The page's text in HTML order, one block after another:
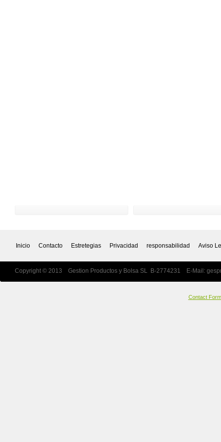
Inicio Contacto Estretegias Privacidad responsabilidad Aviso
Copyright © 2013 Gestion Productos y Bolsa SL B-2774231 E-Mail:
Contact Form